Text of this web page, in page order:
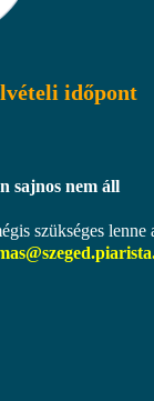
időpont
sajnos nem áll
szükséges lenne